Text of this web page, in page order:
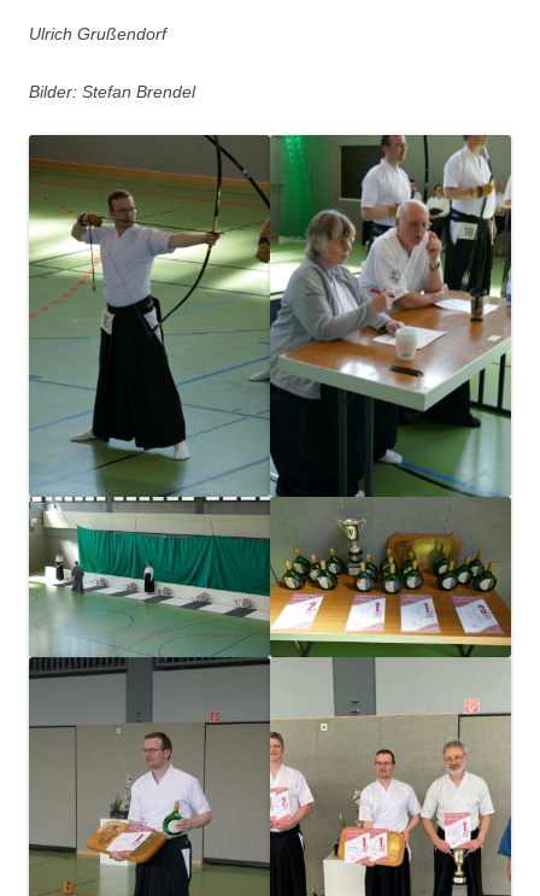
Ulrich Grußendorf
Bilder: Stefan Brendel